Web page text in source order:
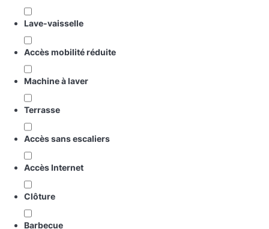
Lave-vaisselle
Accès mobilité réduite
Machine à laver
Terrasse
Accès sans escaliers
Accès Internet
Clôture
Barbecue